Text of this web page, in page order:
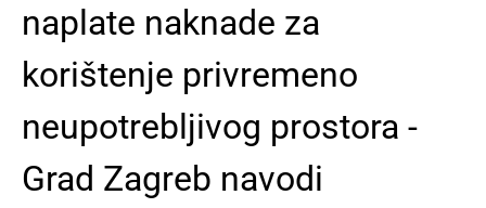
naplate naknade za
korištenje privremeno
neupotrebljivog prostora -
Grad Zagreb navodi